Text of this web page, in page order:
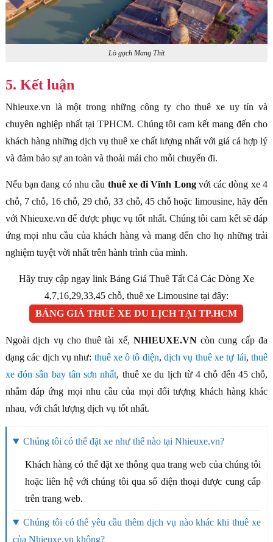
Lò gạch Mang Thít
5. Kết luận
Nhieuxe.vn là một trong những công ty cho thuê xe uy tín và
chuyên nghiệp nhất tại TPHCM. Chúng tôi cam kết mang đến cho
khách hàng những dịch vụ thuê xe chất lượng nhất với giá cả hợp lý
và đảm bảo sự an toàn và thoải mái cho mỗi chuyến đi.
Nếu bạn đang có nhu cầu thuê xe đi Vĩnh Longvới các dòng xe 4
chỗ, 7 chỗ, 16 chỗ, 29 chỗ, 33 chỗ, 45 chỗ hoặc limousine, hãy đến
với Nhieuxe.vn để được phục vụ tốt nhất. Chúng tôi cam kết sẽ đáp
ứng mọi nhu cầu của khách hàng và mang đến cho họ những trải
nghiệm tuyệt vời nhất trên hành trình của mình.
Hãy truy cập ngay link Bảng Giá Thuê Tất Cả Các Dòng Xe
4,7,16,29,33,45 chỗ, thuê xe Limousine tại đây:
BẢNG GIÁ THUÊ XE DU LỊCH TẠI TP.HCM
Ngoài dịch vụ cho thuê tài xế, NHIEUXE.VNcòn cung cấp đa
dạng các dịch vụ như: thuê xe ô tô điện,dịch vụ thuê xe tự lái,thuê
xe đón sân bay tân sơn nhất, thuê xe du lịch từ 4 chỗ đến 45 chỗ,
nhằm đáp ứng mọi nhu cầu của mọi đối tượng khách hàng khác
nhau, với chất lượng dịch vụ tốt nhất.
Chúng tôi có thể đặt xe như thế nào tại Nhieuxe.vn?
Khách hàng có thể đặt xe thông qua trang web của chúng tôi
hoặc liên hệ với chúng tôi qua số điện thoại được cung cấp
trên trang web.
Chúng tôi có thể yêu cầu thêm dịch vụ nào khác khi thuê xe
của Nhieuxe.vn không?